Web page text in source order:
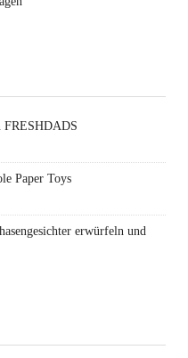
FRESHDADS
Paper Toys
erwürfeln und